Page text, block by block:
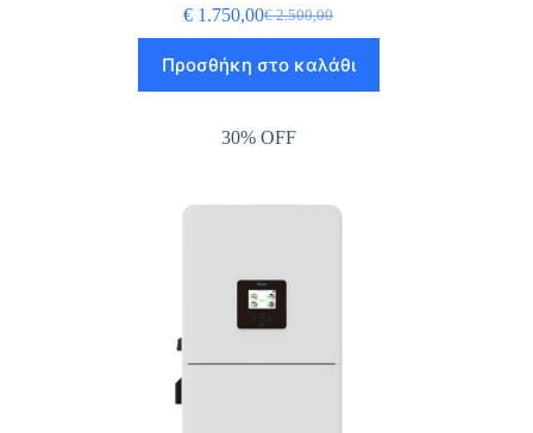
€2.500,00
€ 1.750,00
Προσθήκη στο καλάθι
30% OFF